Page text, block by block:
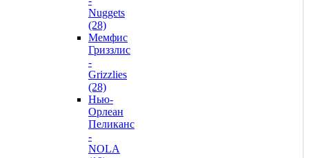
Nuggets
(28)
Мемфис
Гриззлис
-
Grizzlies
(28)
Нью-
Орлеан
Пеликанс
-
NOLA